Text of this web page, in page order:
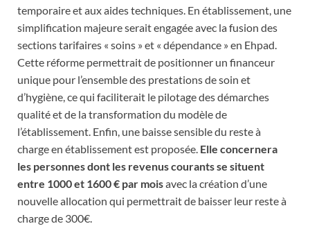
temporaire et aux aides techniques. En établissement, une
simplification majeure serait engagée avec la fusion des
sections tarifaires « soins » et « dépendance » en Ehpad.
Cette réforme permettrait de positionner un financeur
unique pour l’ensemble des prestations de soin et
d’hygiène, ce qui faciliterait le pilotage des démarches
qualité et de la transformation du modèle de
l’établissement. Enfin, une baisse sensible du reste à
charge en établissement est proposée. Elle concernera
les personnes dont les revenus courants se situent
entre 1000 et 1600 € par moisavec la création d’une
nouvelle allocation qui permettrait de baisser leur reste à
charge de 300€.